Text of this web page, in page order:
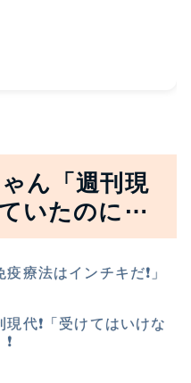
ん「週刊現
いたのに⋯
療法はインチキだ❗」
代❗「受けてはいけな